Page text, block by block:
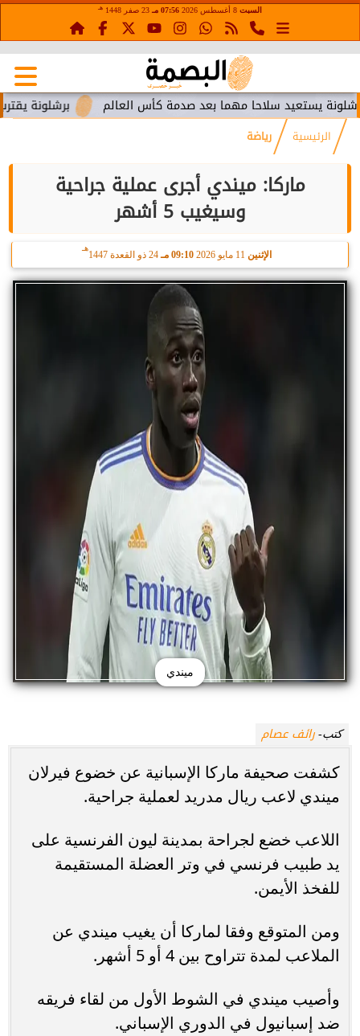
السبت 07:56 مـ 23 صفر 1448 هـ
برشلونة يقترب من سلاحا مهما بعد صدمة كأس العالم
الرئيسية رياضة
ماركا: ميندي أجرى عملية جراحية
وسيغيب 5 أشهر
الإثنين 09:10 مـ 24 ذو القعدة 1447
هـ
ميندي
كتب- رائف عصام
كشفت صحيفة ماركا الإسبانية عن خضوع فيرلان
ميندي لاعب ريال مدريد لعملية جراحية.
اللاعب خضع لجراحة بمدينة ليون الفرنسية على
يد طبيب فرنسي في وتر العضلة المستقيمة
للفخذ الأيمن.
ومن المتوقع وفقا لماركا أن يغيب ميندي عن
الملاعب لمدة تتراوح بين 4 أو 5 أشهر.
وأصيب ميندي في الشوط الأول من لقاء فريقه
ضد إسبانيول في الدوري الإسباني.